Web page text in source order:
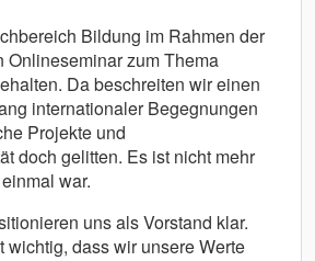
Bildung im Rahmen der
Onlineseminar zum Thema
Da beschreiten wir einen
internationaler Begegnungen
Projekte und
doch gelitten. Es ist nicht mehr
war.
uns als Vorstand klar.
dass wir unsere Werte